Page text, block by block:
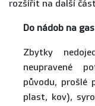
rozšířit na další
Do nádob na
Zbytky
neupravené
původu, prošlé
plast, kov),